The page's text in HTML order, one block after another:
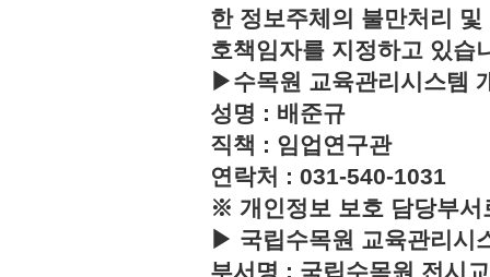
한 정보주체의 불만처리
호책임자를 지정하고 있습
▶수목원 교육관리시스템
성명 : 배준규
직책 : 임업연구관
연락처 : 031-540-1031
※ 개인정보 보호 담당부서
▶ 국립수목원 교육관리시
부서명 : 국립수목원 전시